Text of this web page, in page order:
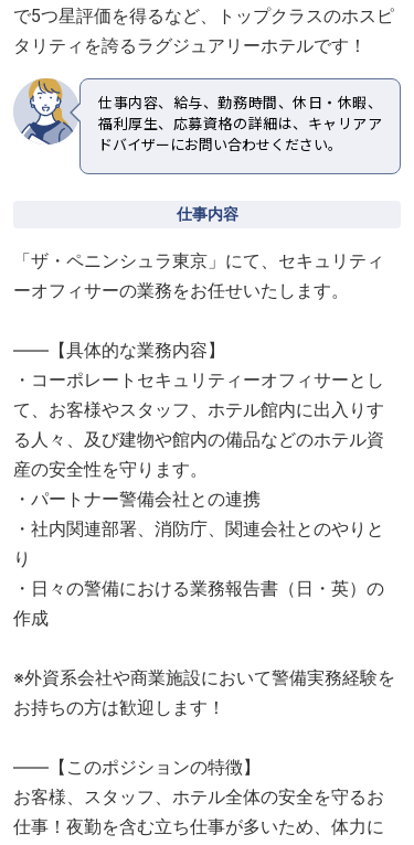
で5つ星評価を得るなど、トップクラスのホスピ
タリティを誇るラグジュアリーホテルです！
仕事内容、給与、勤務時間、休日・休暇、
福利厚生、応募資格の詳細は、キャリアア
ドバイザーにお問い合わせください。
仕事内容
「ザ・ペニンシュラ東京」にて、セキュリティ
ーオフィサーの業務をお任せいたします。
――【具体的な業務内容】
・コーポレートセキュリティーオフィサーとし
て、お客様やスタッフ、ホテル館内に出入りす
る人々、及び建物や館内の備品などのホテル資
産の安全性を守ります。
・パートナー警備会社との連携
・社内関連部署、消防庁、関連会社とのやりと
り
・日々の警備における業務報告書（日・英）の
作成
※外資系会社や商業施設において警備実務経験を
お持ちの方は歓迎します！
――【このポジションの特徴】
お客様、スタッフ、ホテル全体の安全を守るお
仕事！夜勤を含む立ち仕事が多いため、体力に